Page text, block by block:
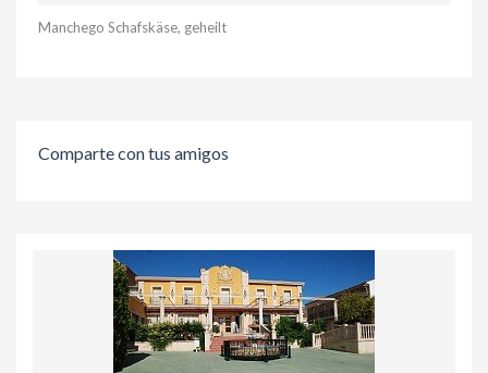
Manchego Schafskäse, geheilt
Comparte con tus amigos